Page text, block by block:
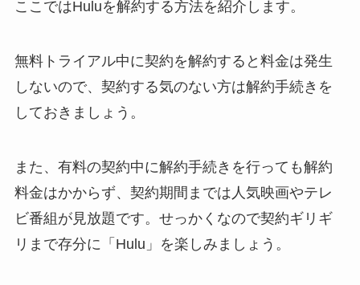
ここではHuluを解約する方法を紹介します。
無料トライアル中に契約を解約すると料金は発生
しないので、契約する気のない方は解約手続きを
しておきましょう。
また、有料の契約中に解約手続きを行っても解約
料金はかからず、契約期間までは人気映画やテレ
ビ番組が見放題です。せっかくなので契約ギリギ
リまで存分に「Hulu」を楽しみましょう。